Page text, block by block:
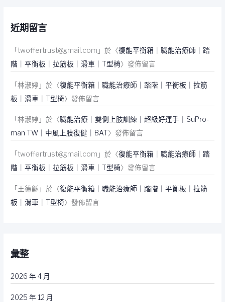
近期留言
「twoffertrust@gmail.com 」於〈復能平衡箱｜職能治療師｜踏
階｜平衡板｜拉筋板｜滑車｜T型椅〉發佈留言
「林淑婷 」於〈復能平衡箱｜職能治療師｜踏階｜平衡板｜拉筋
板｜滑車｜T型椅〉發佈留言
「林淑婷 」於〈職能治療｜雙側上肢訓練｜超級好運手｜SuPro-
man TW｜中風上肢復健｜BAT〉發佈留言
「twoffertrust@gmail.com 」於〈復能平衡箱｜職能治療師｜踏
階｜平衡板｜拉筋板｜滑車｜T型椅〉發佈留言
「 王德龢 」於〈復能平衡箱｜職能治療師｜踏階｜平衡板｜拉筋
板｜滑車｜T型椅〉發佈留言
彙整
2026 年 4 月
2025 年 12 月